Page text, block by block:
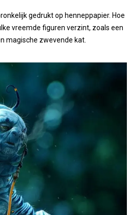
gedrukt op henneppapier. Hoe
vreemde figuren verzint, zoals een
magische zwevende kat.